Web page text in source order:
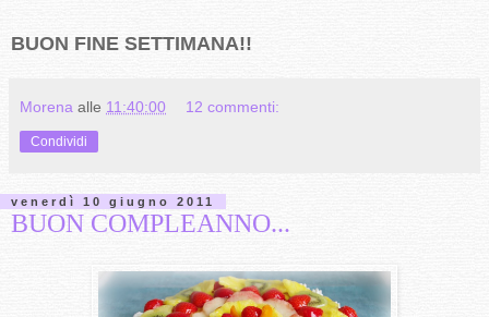
BUON FINE SETTIMANA!!
Morena alle 11:40:00 12 commenti:
Condividi
venerdì 10 giugno 2011
BUON COMPLEANNO...